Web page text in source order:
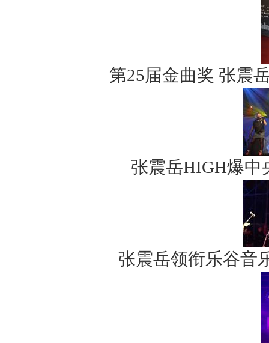
第25届金曲奖 张震
张震岳HIGH爆中
张震岳领衔乐谷音